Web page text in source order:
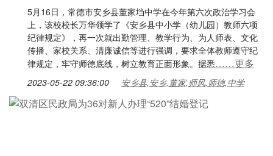
5月16日，常德市安乡县董家垱中学在今年第六次政治学习会
上，该校校长万华领学了《安乡县中小学（幼儿园）教师六项
纪律规定》，再一次就出勤管理、教学行为、为人师表、文化
传播、家校关系、清廉诚信等进行强调，要求全体教师遵守纪
律规定，牢守师德底线，树立教育正面形象。据悉……更多
2023-05-22 09:36:00 安乡县,安乡,董家,师风,师德,中学